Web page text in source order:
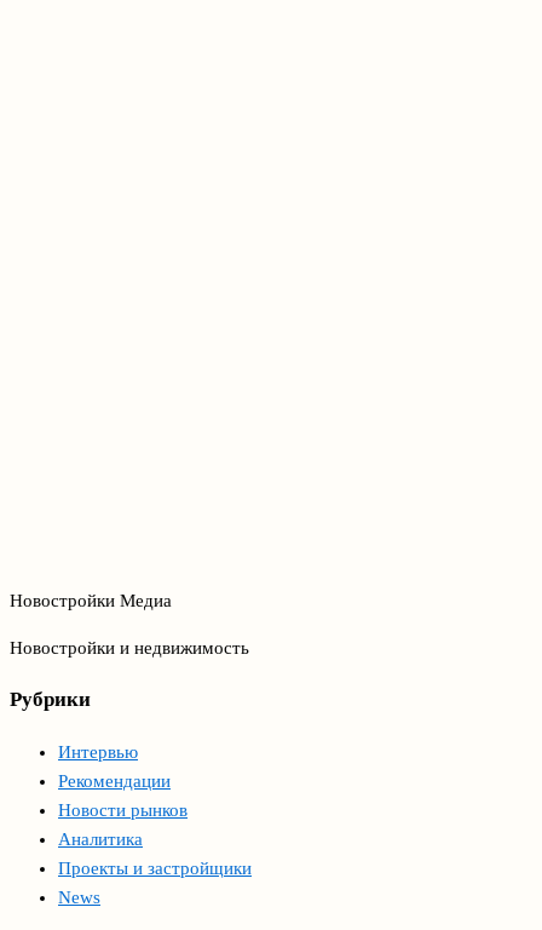
Новостройки Медиа
Новостройки и недвижимость
Рубрики
Интервью
Рекомендации
Новости рынков
Аналитика
Проекты и застройщики
News